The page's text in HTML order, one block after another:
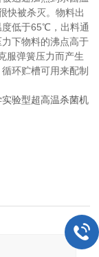
快被杀灭。物料出
低于65℃， 出料通
下物料的沸点高于
服弹簧压力而产生
环贮槽可用来配制